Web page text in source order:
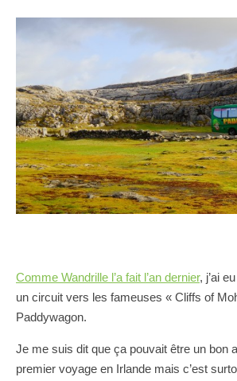
Comme Wandrille l’a fait l’an dernier, j’ai
un circuit vers les fameuses « Cliffs of
Paddywagon.
Je me suis dit que ça pouvait être un bon
premier voyage en Irlande mais c’est